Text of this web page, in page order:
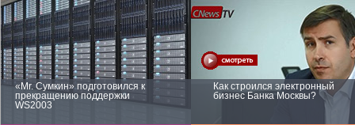
«Mr. Сумкин» подготовился к
прекращению поддержки
WS2003
Как строился электронный
бизнес Банка Москвы?